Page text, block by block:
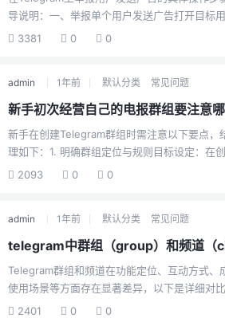
导说明：一、举报单个用户发送广告打开目标
用户的私聊界面或群组中找到其发送的广告消
项。选择举报理由：在举报界面勾选「垃圾信
别，并可附加文字说明具体违规情况。提交证
后，Telegram会将该举报转交至审核团队处理
3381 0 0
admin 1年前 默认分类 常见问题
新手初次经营自己的电报群组要注意哪
新手在创建Telegram群组时需注意以下要点，
理如下：1. 明确群组定位与规则目标设定：在
趣交流、工作协作等），并在群描述中清晰说
需求选择公开群组（允许通过搜索加入）或私
员批准）。管理员权限：分配信任的成员为管
审核成员、删除消息、修改群信息等），减轻
制：限制普通成员的操作（如禁止发送媒体文
信...
2093 0 0
admin 1年前 默认分类 常见问题
Telegram群组和频道在功能定位、互动方式、
使用场景等方面存在显著差异，以下是详细对
性群组：支持双向交流，所有成员均可发送消息
2401 0 0